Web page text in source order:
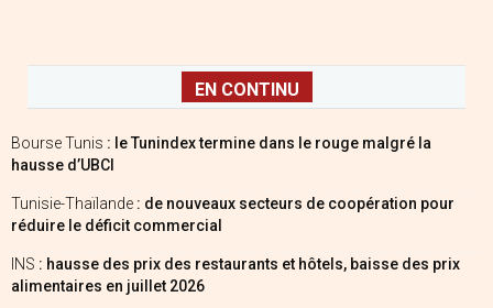
EN CONTINU
Bourse Tunis : le Tunindex termine dans le rouge malgré la
hausse d’UBCI
Tunisie-Thaïlande : de nouveaux secteurs de coopération pour
réduire le déficit commercial
INS : hausse des prix des restaurants et hôtels, baisse des prix
alimentaires en juillet 2026